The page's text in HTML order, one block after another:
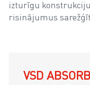
izturīgu
risinājumus
VSD